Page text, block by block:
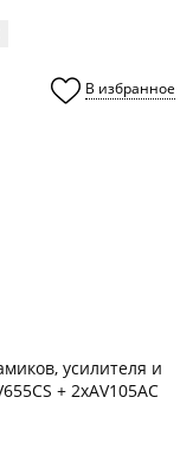
0 В избранное